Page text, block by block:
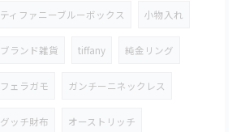
ティファニーブルーボックス 小物入れ
ブランド雑貨 tiffany 純金リング
フェラガモ ガンチーニネックレス
グッチ財布 オーストリッチ